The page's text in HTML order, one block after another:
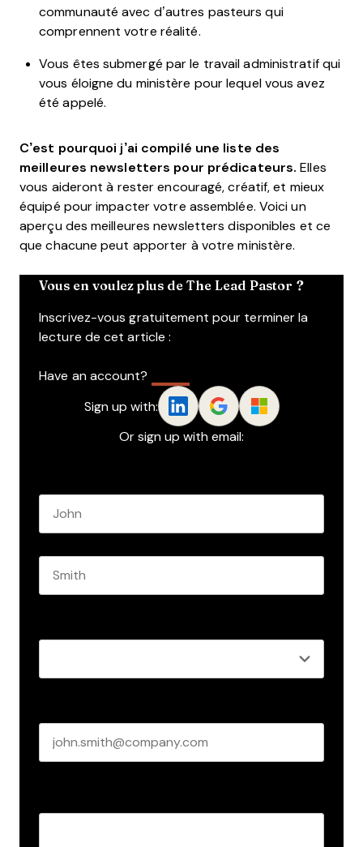
communauté avec d’autres pasteurs qui
comprennent votre réalité.
Vous êtes submergé par le travail administratif qui
vous éloigne du ministère pour lequel vous avez
été appelé.
C’est pourquoi j’ai compilé une liste des
meilleures newsletters pour prédicateurs. Elles
vous aideront à rester encouragé, créatif, et mieux
équipé pour impacter votre assemblée. Voici un
aperçu des meilleures newsletters disponibles et ce
que chacune peut apporter à votre ministère.
Vous en voulez plus de The Lead Pastor ?
Inscrivez-vous gratuitement pour terminer la
lecture de cet article :
Have an account?
Sign up with:
Or sign up with email: